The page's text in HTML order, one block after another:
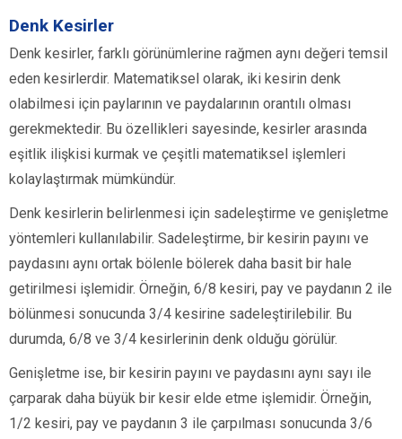
Denk Kesirler
Denk kesirler, farklı görünümlerine rağmen aynı değeri temsil
eden kesirlerdir. Matematiksel olarak, iki kesirin denk
olabilmesi için paylarının ve paydalarının orantılı olması
gerekmektedir. Bu özellikleri sayesinde, kesirler arasında
eşitlik ilişkisi kurmak ve çeşitli matematiksel işlemleri
kolaylaştırmak mümkündür.
Denk kesirlerin belirlenmesi için sadeleştirme ve genişletme
yöntemleri kullanılabilir. Sadeleştirme, bir kesirin payını ve
paydasını aynı ortak bölenle bölerek daha basit bir hale
getirilmesi işlemidir. Örneğin, 6/8 kesiri, pay ve paydanın 2 ile
bölünmesi sonucunda 3/4 kesirine sadeleştirilebilir. Bu
durumda, 6/8 ve 3/4 kesirlerinin denk olduğu görülür.
Genişletme ise, bir kesirin payını ve paydasını aynı sayı ile
çarparak daha büyük bir kesir elde etme işlemidir. Örneğin,
1/2 kesiri, pay ve paydanın 3 ile çarpılması sonucunda 3/6